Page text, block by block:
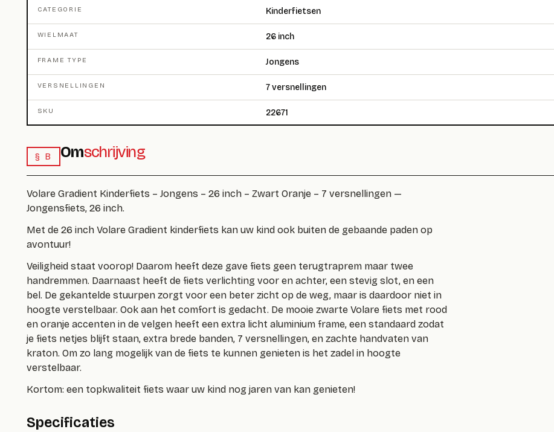
CATEGORIE Kinderfietsen
WIELMAAT 26 inch
FRAME TYPE Jongens
VERSNELLINGEN 7 versnellingen
SKU 22671
§ B Omschrijving
Volare Gradient Kinderfiets – Jongens – 26 inch – Zwart Oranje – 7 versnellingen —
Jongensfiets, 26 inch.
Met de 26 inch Volare Gradient kinderfiets kan uw kind ook buiten de gebaande paden op
avontuur!
Veiligheid staat voorop! Daarom heeft deze gave fiets geen terugtraprem maar twee
handremmen. Daarnaast heeft de fiets verlichting voor en achter, een stevig slot, en een
bel. De gekantelde stuurpen zorgt voor een beter zicht op de weg, maar is daardoor niet in
hoogte verstelbaar. Ook aan het comfort is gedacht. De mooie zwarte Volare fiets met rood
en oranje accenten in de velgen heeft een extra licht aluminium frame, een standaard zodat
je fiets netjes blijft staan, extra brede banden, 7 versnellingen, en zachte handvaten van
kraton. Om zo lang mogelijk van de fiets te kunnen genieten is het zadel in hoogte
verstelbaar.
Kortom: een topkwaliteit fiets waar uw kind nog jaren van kan genieten!
Specificaties